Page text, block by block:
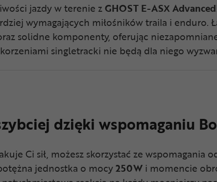
jazdy w terenie zGHOST E-ASX Advanced
wymagających miłośników traila i enduro.
solidne komponenty, oferując
singletracki nie będą dla niego
dzięki wspomaganiu
Ci sił, możesz skorzystać ze wspomagania
jednostka o mocy250W i momencie